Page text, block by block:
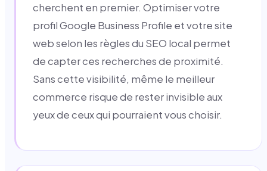
cherchent en premier. Optimiser votre
profil Google Business Profile et votre site
web selon les règles du SEO local permet
de capter ces recherches de proximité.
Sans cette visibilité, même le meilleur
commerce risque de rester invisible aux
yeux de ceux qui pourraient vous choisir.